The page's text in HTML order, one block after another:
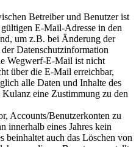
Betreiber und Benutzer ist
E-Mail-Adresse in den
um z.B. bei Änderung der
Datenschutzinformation
Wegwerf-E-Mail ist nicht
über die E-Mail erreichbar,
alle Daten und Inhalte des
Kulanz eine Zustimmung zu den
Accounts/Benutzerkonten zu
innerhalb eines Jahres kein
beinhaltet auch das Löschen von